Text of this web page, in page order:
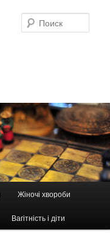
Жіночі хвороби
Вагітність і діти